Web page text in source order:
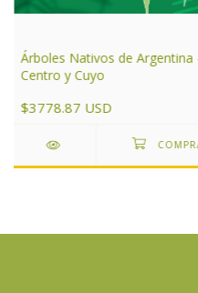
Árboles Nativos de Argentina
Centro y Cuyo
$3778.87 USD